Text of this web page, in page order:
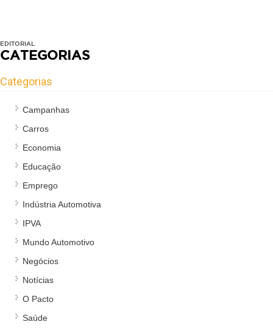
EDITORIAL
CATEGORIAS
Categorias
Campanhas
Carros
Economia
Educação
Emprego
Indústria Automotiva
IPVA
Mundo Automotivo
Negócios
Notícias
O Pacto
Saúde